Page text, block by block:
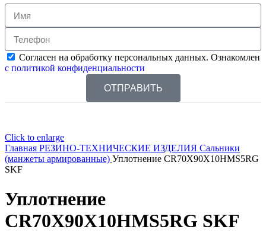
Согласен на обработку персональных данных. Ознакомлен
с политикой конфиденциальности
ОТПРАВИТЬ
Click to enlarge
Главная РЕЗИНО-ТЕХНИЧЕСКИЕ ИЗДЕЛИЯ Сальники
(манжеты армированные) Уплотнение CR70X90X10HMS5RG
SKF
Уплотнение
CR70X90X10HMS5RG SKF